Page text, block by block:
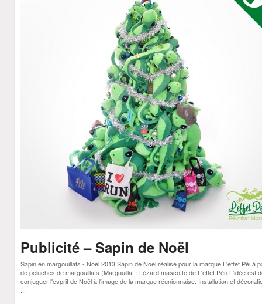
Publicité – Sapin de Noël
Sapin en margouillats - Noël 2013 Sapin de Noël réalisé pour la marque L'effet Péi à
de peluches de margouillats (Margouillat : Lézard mascotte de L'effet Péi) L'idée est
conjuguer l'esprit de Noël à l'image de la marque réunionnaise. Installation et